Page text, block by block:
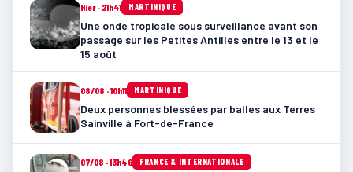
Hier · 21h41 MARTINIQUE
Une onde tropicale sous surveillance avant son
passage sur les Petites Antilles entre le 13 et le
15 août
08/08 · 10h11 MARTINIQUE
Deux personnes blessées par balles aux Terres
Sainville à Fort-de-France
07/08 · 13h46 FRANCE & INTERNATIONALE